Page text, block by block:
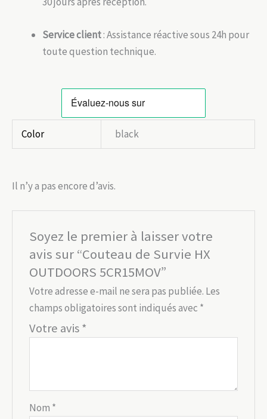
Service client: Assistance réactive sous 24h pour
toute question technique.
Color black
Il n’y a pas encore d’avis.
Soyez le premier à laisser votre
avis sur “Couteau de Survie HX
OUTDOORS 5CR15MOV”
Votre adresse e-mail ne sera pas publiée. Les
champs obligatoires sont indiqués avec *
Votre avis*
Nom *